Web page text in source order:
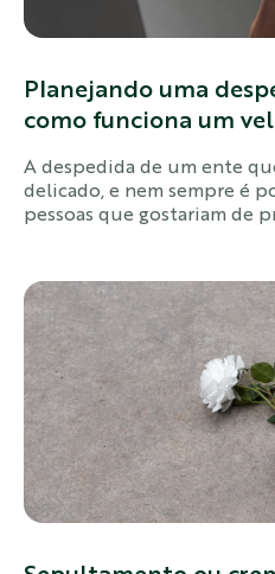
Planejando uma
como funciona um
A despedida de um ente
delicado, e nem sempre é
pessoas que gostariam de